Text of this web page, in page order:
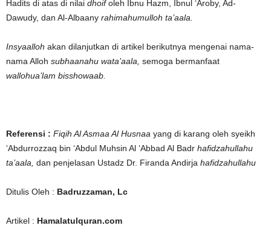
Hadits di atas di nilai dhoifoleh Ibnu Hazm, Ibnul ‘Aroby, Ad-
Dawudy, dan Al-Albaany rahimahumulloh ta’aala.
Insyaalloh akan dilanjutkan di artikel berikutnya mengenai nama-
nama Alloh subhaanahu wata’aala, semoga bermanfaat
wallohua’lam bisshowaab.
Referensi : Fiqih Al Asmaa Al Husnaa yang di karang oleh syeikh
‘Abdurrozzaq bin ‘Abdul Muhsin Al ‘Abbad Al Badr hafidzahullahu
ta’aala, dan penjelasan Ustadz Dr. Firanda Andirja hafidzahullahu
Ditulis Oleh : Badruzzaman, Lc
Artikel : Hamalatulquran.com